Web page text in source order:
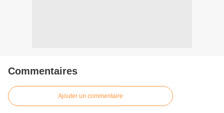
Commentaires
Ajouter un commentaire